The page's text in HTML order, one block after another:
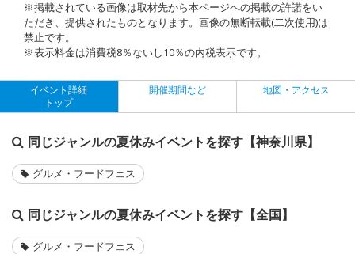
※掲載されている画像は取材先から本ページへの掲載の許諾をい
ただき、提供されたものとなります。画像の無断転載(二次使用)は
禁止です。
※表示料金は消費税8％ないし10％の内税表示です。
イベント詳細
トップ
開催期間など 地図・アクセス
同じジャンルの夏休みイベントを探す【神奈川県】
グルメ・フードフェス
同じジャンルの夏休みイベントを探す【全国】
グルメ・フードフェス